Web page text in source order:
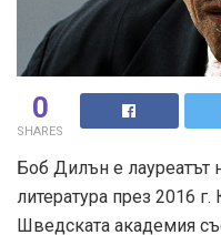
0
SHARES
Боб Дилън е лауреатът
литература през 2016
Шведската академия